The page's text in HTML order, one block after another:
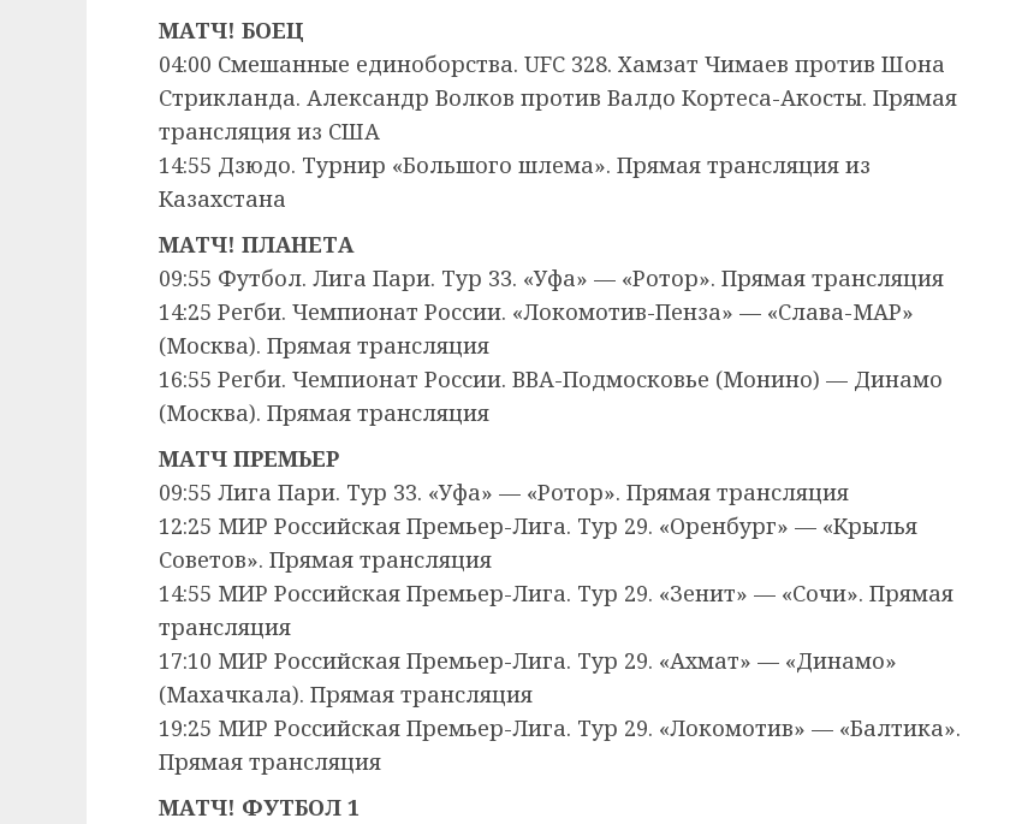
МАТЧ! БОЕЦ
04:00 Смешанные единоборства. UFC 328. Хамзат Чимаев против Шона
Стрикланда. Александр Волков против Валдо Кортеса-Акосты. Прямая
трансляция из США
14:55 Дзюдо. Турнир «Большого шлема». Прямая трансляция из
Казахстана
МАТЧ! ПЛАНЕТА
09:55 Футбол. Лига Пари. Тур 33. «Уфа» — «Ротор». Прямая трансляция
14:25 Регби. Чемпионат России. «Локомотив-Пенза» — «Слава-МАР»
(Москва). Прямая трансляция
16:55 Регби. Чемпионат России. ВВА-Подмосковье (Монино) — Динамо
(Москва). Прямая трансляция
МАТЧ ПРЕМЬЕР
09:55 Лига Пари. Тур 33. «Уфа» — «Ротор». Прямая трансляция
12:25 МИР Российская Премьер-Лига. Тур 29. «Оренбург» — «Крылья
Советов». Прямая трансляция
14:55 МИР Российская Премьер-Лига. Тур 29. «Зенит» — «Сочи». Прямая
трансляция
17:10 МИР Российская Премьер-Лига. Тур 29. «Ахмат» — «Динамо»
(Махачкала). Прямая трансляция
19:25 МИР Российская Премьер-Лига. Тур 29. «Локомотив» — «Балтика».
Прямая трансляция
МАТЧ! ФУТБОЛ 1